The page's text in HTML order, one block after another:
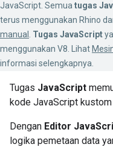
JavaScript. Semua tugas
terus menggunakan Rhino
manual
Tugas JavaScript
menggunakan V8. Lihat
informasi selengkapnya.
Tugas JavaScript
kode JavaScript
Dengan Editor
logika pemetaan data